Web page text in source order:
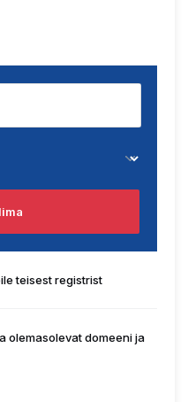
teisest registrist
olemasolevat domeeni ja